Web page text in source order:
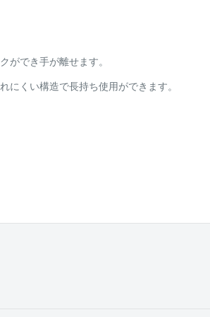
ができ手が離せます。
にくい構造で長持ち使用ができます。